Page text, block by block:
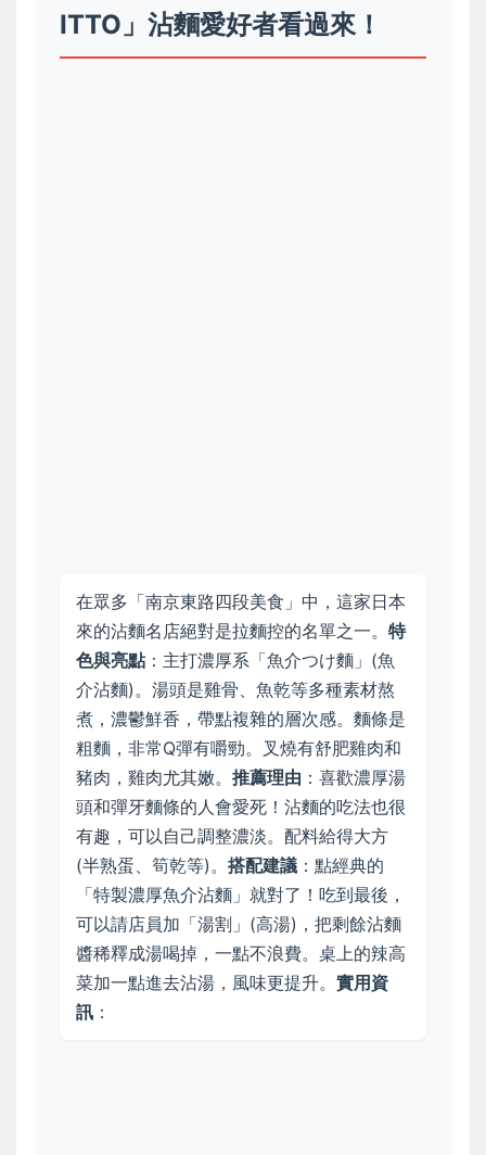
ITTO」沾麵愛好者看過來！
在眾多「南京東路四段美食」中，這家日本
來的沾麵名店絕對是拉麵控的名單之一。 特
色與亮點：主打濃厚系「魚介つけ麵」(魚
介沾麵)。湯頭是雞骨、魚乾等多種素材熬
煮，濃鬱鮮香，帶點複雜的層次感。麵條是
粗麵，非常Q彈有嚼勁。叉燒有舒肥雞肉和
豬肉，雞肉尤其嫩。 推薦理由 ：喜歡濃厚湯
頭和彈牙麵條的人會愛死！沾麵的吃法也很
有趣，可以自己調整濃淡。配料給得大方
(半熟蛋、筍乾等)。 搭配建議 ：點經典的
「特製濃厚魚介沾麵」就對了！吃到最後，
可以請店員加「湯割」(高湯)，把剩餘沾麵
醬稀釋成湯喝掉，一點不浪費。桌上的辣高
菜加一點進去沾湯，風味更提升。 實用資
訊 ：